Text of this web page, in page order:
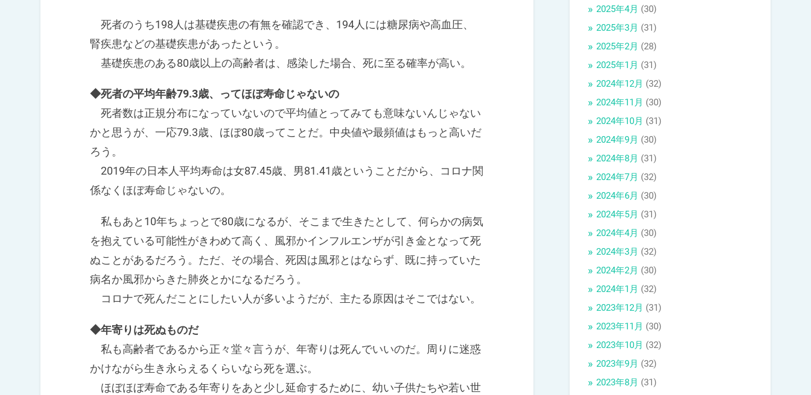
死者のうち198人は基礎疾患の有無を確認でき、194人には糖尿病や高血圧、
腎疾患などの基礎疾患があったという。
基礎疾患のある80歳以上の高齢者は、感染した場合、死に至る確率が高い。
◆死者の平均年齢79.3歳、ってほぼ寿命じゃないの
死者数は正規分布になっていないので平均値とってみても意味ないんじゃない
かと思うが、一応79.3歳、ほぼ80歳ってことだ。中央値や最頻値はもっと高いだ
ろう。
2019年の日本人平均寿命は女87.45歳、男81.41歳ということだから、コロナ関
係なくほぼ寿命じゃないの。
私もあと10年ちょっとで80歳になるが、そこまで生きたとして、何らかの病気
を抱えている可能性がきわめて高く、風邪かインフルエンザが引き金となって死
ぬことがあるだろう。ただ、その場合、死因は風邪とはならず、既に持っていた
病名か風邪からきた肺炎とかになるだろう。
コロナで死んだことにしたい人が多いようだが、主たる原因はそこではない。
◆年寄りは死ぬものだ
私も高齢者であるから正々堂々言うが、年寄りは死んでいいのだ。周りに迷惑
かけながら生き永らえるくらいなら死を選ぶ。
ほぼほぼ寿命である年寄りをあと少し延命するために、幼い子供たちや若い世
2025年4月 (30)
2025年3月 (31)
2025年2月 (28)
2025年1月 (31)
2024年12月 (32)
2024年11月 (30)
2024年10月 (31)
2024年9月 (30)
2024年8月 (31)
2024年7月 (32)
2024年6月 (30)
2024年5月 (31)
2024年4月 (30)
2024年3月 (32)
2024年2月 (30)
2024年1月 (32)
2023年12月 (31)
2023年11月 (30)
2023年10月 (32)
2023年9月 (32)
2023年8月 (31)